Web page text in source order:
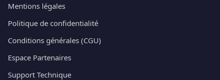
Mentions légales
Politique de confidentialité
Conditions générales (CGU)
Espace Partenaires
Support Technique